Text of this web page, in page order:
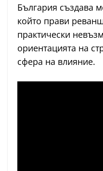
България създава
който прави
практически
ориентацията на
сфера на влияние.